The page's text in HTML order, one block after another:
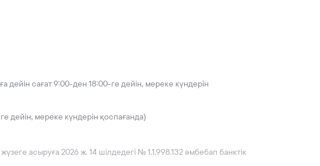
сағат 9:00-ден 18:00-ге дейін, мереке күндерін
дейін, мереке күндерін қоспағанда)
асыруға 2026 ж. 14 шілдедегі № 1.1.998.132 әмбебап банктік